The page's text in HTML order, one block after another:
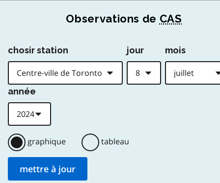
Observations de CAS
chosir station jour mois
année
graphique tableau